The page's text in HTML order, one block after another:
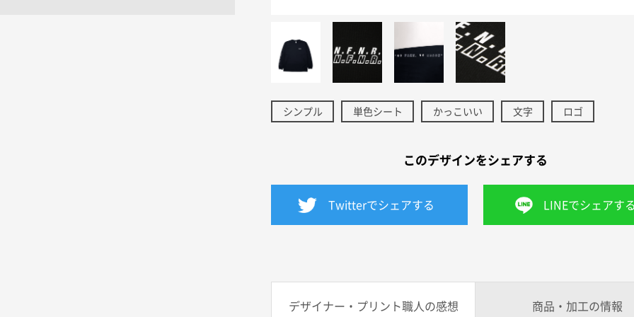
シンプル 単色シート かっこいい 文字 ロゴ
このデザインをシェアする
Twitterでシェアする LINEでシェアす
デザイナー・プリント職人の感想 商品・加工の情報